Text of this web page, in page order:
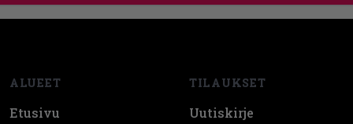
ALUEET
Etusivu
TILAUKSET
Uutiskirje